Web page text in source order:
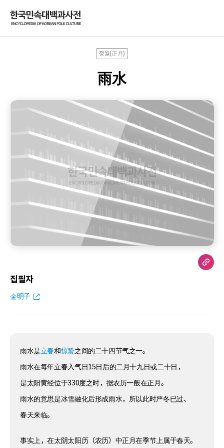
정월(正月)
雨水
집필자
金明子
雨水是立春和惊蛰之间的二十四节气之一。
雨水在每年立春入气日15日后的二月十九日或二十日，
是太阳黄经位于330度之时，据农历一般在正月。
雨水的意思是冰雪融化后形成雨水，所以此时严冬已过、
春天来临。
事实上，在太阴太阳历（农历）中正月在季节上属于春天。